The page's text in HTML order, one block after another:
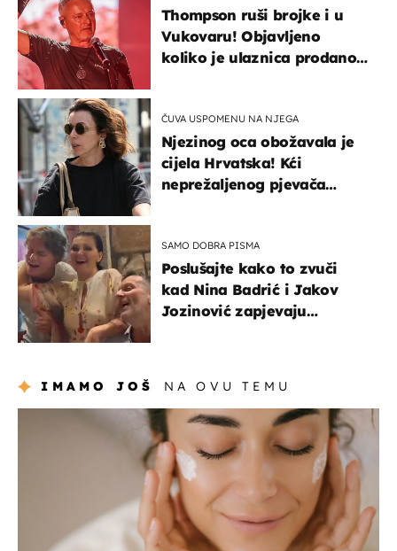
Thompson ruši brojke i u
Vukovaru! Objavljeno
koliko je ulaznica prodano
ČUVA USPOMENU NA NJEGA
Njezinog oca obožavala je
cijela Hrvatska! Kći
neprežaljenog pjevača
SAMO DOBRA PISMA
Poslušajte kako to zvuči
kad Nina Badrić i Jakov
Jozinović zapjevaju
IMAMO JOŠ NA OVU TEMU
moda & ljepota